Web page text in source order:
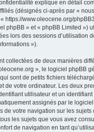
explique en détail
(désignés ci-après par «
https://www.oleocene.org/
phpBB » et « phpBB Limited »)
lors des sessions d’utilisation
»).
collectées de deux manières
», le logiciel phpBB
sont de petits fichiers
de votre ordinateur. Les deux
utilisateur et un
assignés par le
de votre navigation sur les sujets
les sujets que vous avez
de navigation en tant